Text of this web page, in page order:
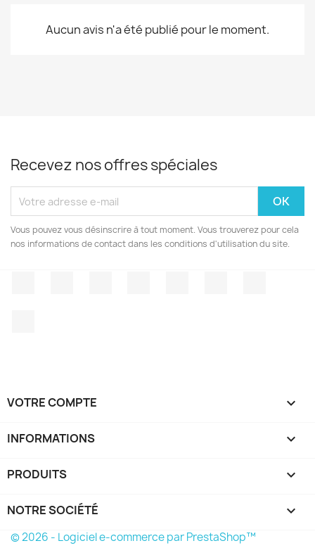
Aucun avis n'a été publié pour le moment.
Recevez nos offres spéciales
Vous pouvez vous désinscrire à tout moment. Vous trouverez pour cela
nos informations de contact dans les conditions d'utilisation du site.
VOTRE COMPTE 
INFORMATIONS keyboard_arrow_down
PRODUITS 
NOTRE SOCIÉTÉ 
© 2026 - Logiciel e-commerce par PrestaShop™